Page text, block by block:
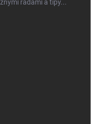
radami a tipy...